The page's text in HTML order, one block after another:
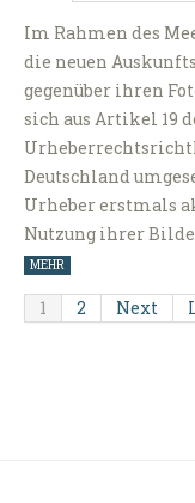
Im Rahmen des
die neuen
gegenüber ihren
sich aus Artikel 19
Deutschland
Urheber erstmals
Nutzung ihrer
MEHR
1 2 Next